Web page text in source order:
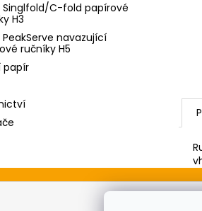
Singlfold/C-fold papírové
H3
PeakServe navazující
ručníky H5
papír